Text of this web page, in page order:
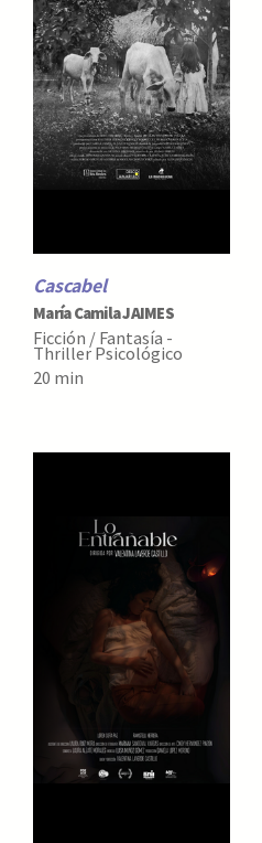
Cascabel
María Camila JAIMES
Ficción / Fantasía -
Thriller Psicológico
20 min